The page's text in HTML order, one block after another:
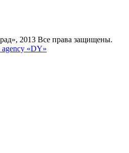
2013 Все права защищены.
agency «DY»